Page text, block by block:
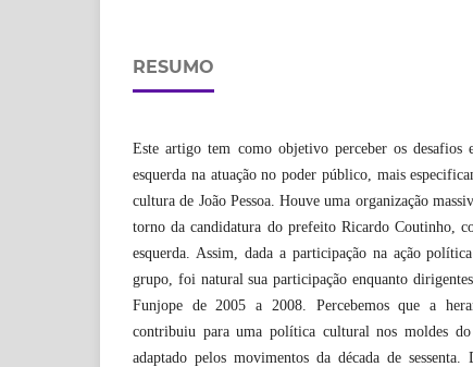
RESUMO
Este artigo tem como objetivo perceber os desafios
esquerda na atuação no poder público, mais
cultura de João Pessoa. Houve uma organização
torno da candidatura do prefeito Ricardo Coutinho,
esquerda. Assim, dada a participação na ação
grupo, foi natural sua participação enquanto
Funjope de 2005 a 2008. Percebemos que a
contribuiu para uma política cultural nos moldes do
adaptado pelos movimentos da década de sessenta.